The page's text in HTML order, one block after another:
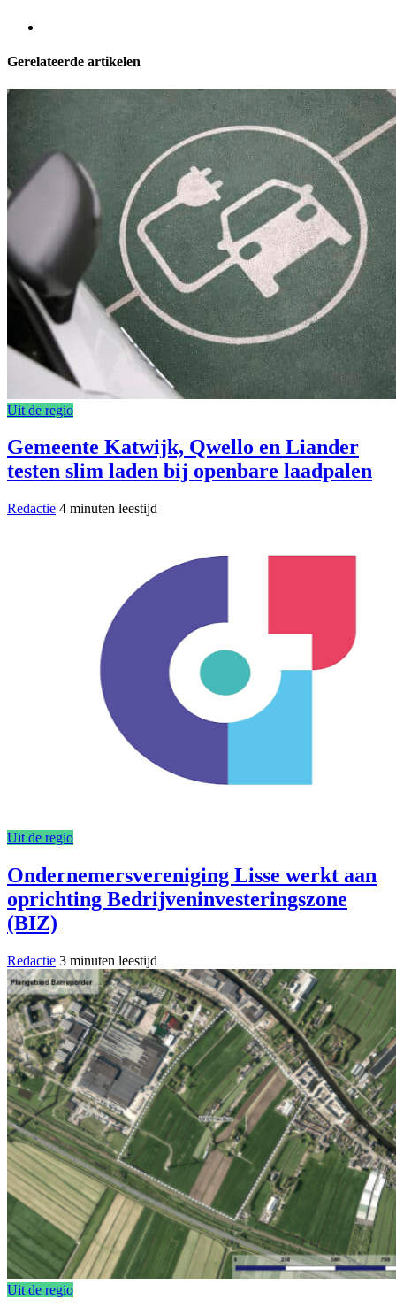
Gerelateerde artikelen
Uit de regio
Gemeente Katwijk, Qwello en Liander
testen slim laden bij openbare laadpalen
Redactie 4 minuten leestijd
Uit de regio
Ondernemersvereniging Lisse werkt aan
oprichting Bedrijveninvesteringszone
(BIZ)
Redactie 3 minuten leestijd
Uit de regio